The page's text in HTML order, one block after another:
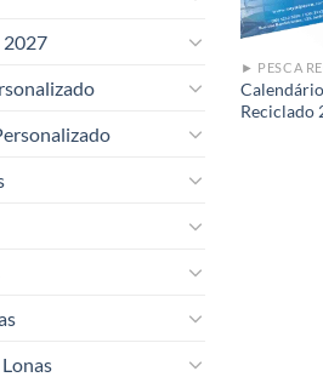
2027
► PESCA
Reciclado